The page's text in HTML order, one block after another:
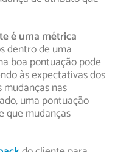
é uma métrica
dentro de uma
boa pontuação pode
às expectativas dos
nas
uma pontuação
que mudanças